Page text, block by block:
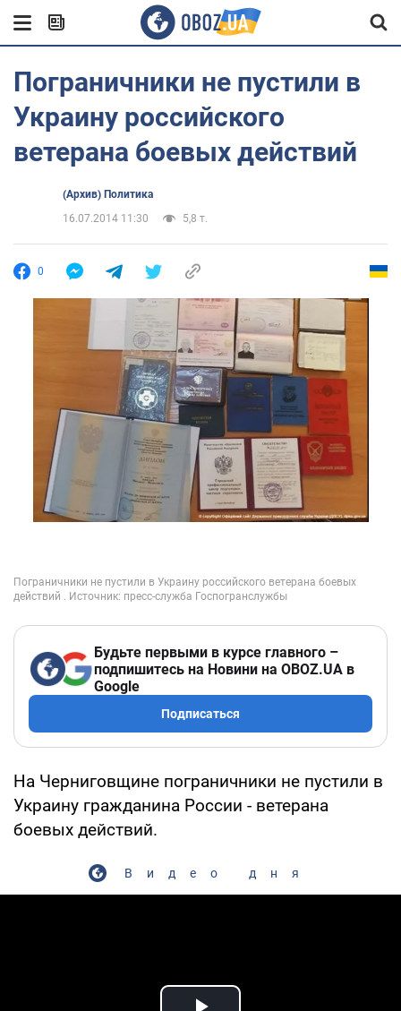
Пограничники не пустили в
Украину российского
ветерана боевых действий
(Архив) Политика
16.07.2014 11:30
5,8 т.
0
Будьте первыми в курсе главного –
подпишитесь на Новини на OBOZ.UA в
Google
Подписаться
На Черниговщине пограничники не пустили в
Украину гражданина России - ветерана
боевых действий.
Видео дня